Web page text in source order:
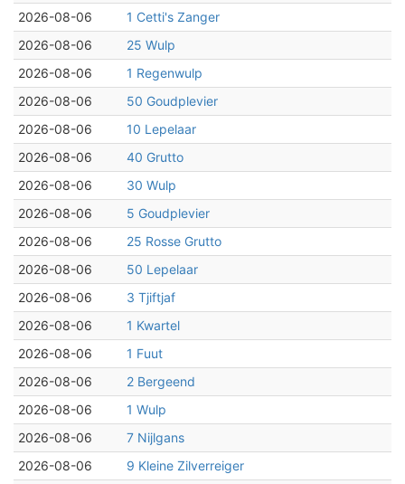
2026-08-06
1 Cetti's Zanger
2026-08-06
25 Wulp
2026-08-06
1 Regenwulp
2026-08-06
50 Goudplevier
2026-08-06
10 Lepelaar
2026-08-06
40 Grutto
2026-08-06
30 Wulp
2026-08-06
5 Goudplevier
2026-08-06
25 Rosse Grutto
2026-08-06
50 Lepelaar
2026-08-06
3 Tjiftjaf
2026-08-06
1 Kwartel
2026-08-06
1 Fuut
2026-08-06
2 Bergeend
2026-08-06
1 Wulp
2026-08-06
7 Nijlgans
2026-08-06
9 Kleine Zilverreiger